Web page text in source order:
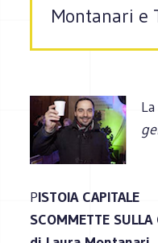
Montanari e
PISTOIA CAPITALE
SCOMMETTE SULLA